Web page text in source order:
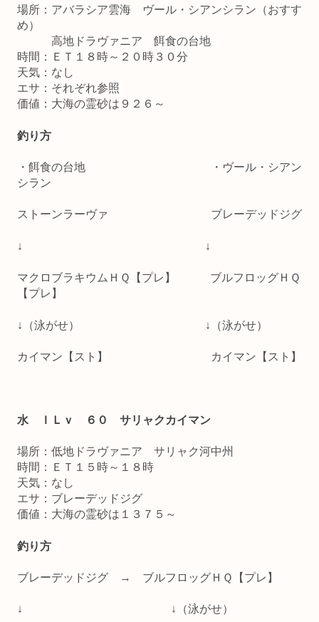
場所：アバラシア雲海 ヴール・シアンシラン（おすす
め）
高地ドラヴァニア 餌食の台地
時間：ＥＴ１８時～２０時３０分
天気：なし
エサ：それぞれ参照
価値：大海の霊砂は９２６～
釣り方
・餌食の台地 ・ヴール・シアン
シラン
ストーンラーヴァ ブレーデッドジグ
↓ ↓
マクロブラキウムＨＱ【プレ】 ブルフロッグＨＱ
【プレ】
↓（泳がせ） ↓（泳がせ）
カイマン【スト】 カイマン【スト】
水 ＩＬｖ ６０ サリャクカイマン
場所：低地ドラヴァニア サリャク河中州
時間：ＥＴ１５時～１８時
天気：なし
エサ：ブレーデッドジグ
価値：大海の霊砂は１３７５～
釣り方
ブレーデッドジグ → ブルフロッグＨＱ【プレ】
↓ ↓（泳がせ）